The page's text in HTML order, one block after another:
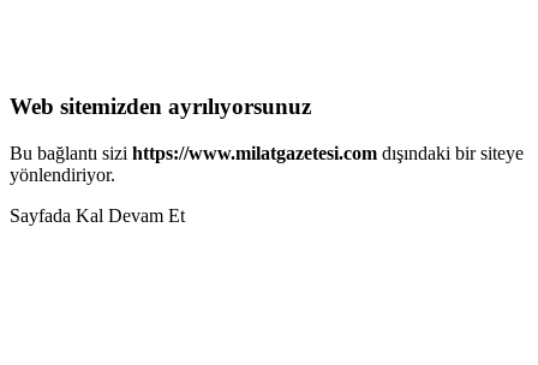
Web sitemizden ayrılıyorsunuz
Bu bağlantı sizi https://www.milatgazetesi.com dışındaki bir siteye
yönlendiriyor.
Sayfada Kal Devam Et